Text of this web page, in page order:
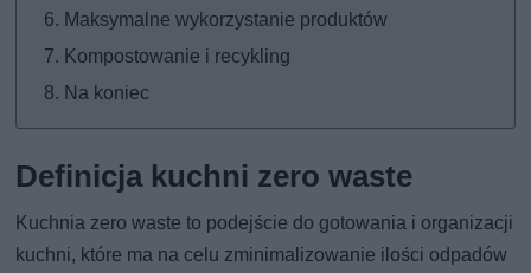
Maksymalne wykorzystanie produktów
Kompostowanie i recykling
Na koniec
Definicja kuchni zero waste
Kuchnia zero waste to podejście do gotowania i organizacji
kuchni, które ma na celu zminimalizowanie ilości odpadów